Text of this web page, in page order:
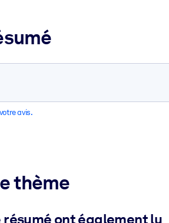
avis.
thème
résumé ont également lu